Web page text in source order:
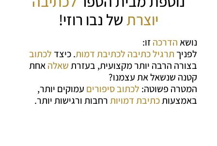
יוצרתשל נבו רוזי!
נושאהדרכהזו:
לפניך תרגיל כתיבה לכתיבת דמות. כיצד לכתוב
בצורה הרבה יותר מקצועית, בעזרתשאלהאחת
קטנה שנשאל את עצמנו?
המטרה פשוטה: לכתוב סיפורים עמוקים יותר,
באמצעותכתיבת דמויותרחבות ורגישות יותר.